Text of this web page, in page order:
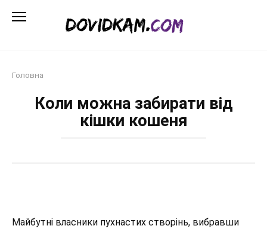
Головна
Коли можна забирати від
кішки кошеня
Майбутні власники пухнастих створінь, вибравши